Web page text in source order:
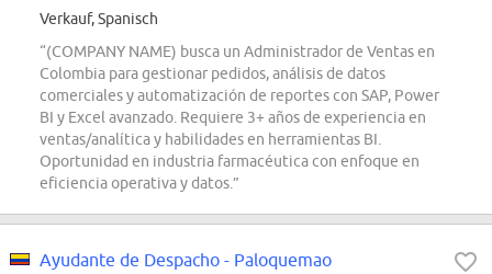
Verkauf, Spanisch
“(COMPANY NAME) busca un Administrador de Ventas en
Colombia para gestionar pedidos, análisis de datos
comerciales y automatización de reportes con SAP, Power
BI y Excel avanzado. Requiere 3+ años de experiencia en
ventas/analítica y habilidades en herramientas BI.
Oportunidad en industria farmacéutica con enfoque en
eficiencia operativa y datos.”
Ayudante de Despacho - Paloquemao